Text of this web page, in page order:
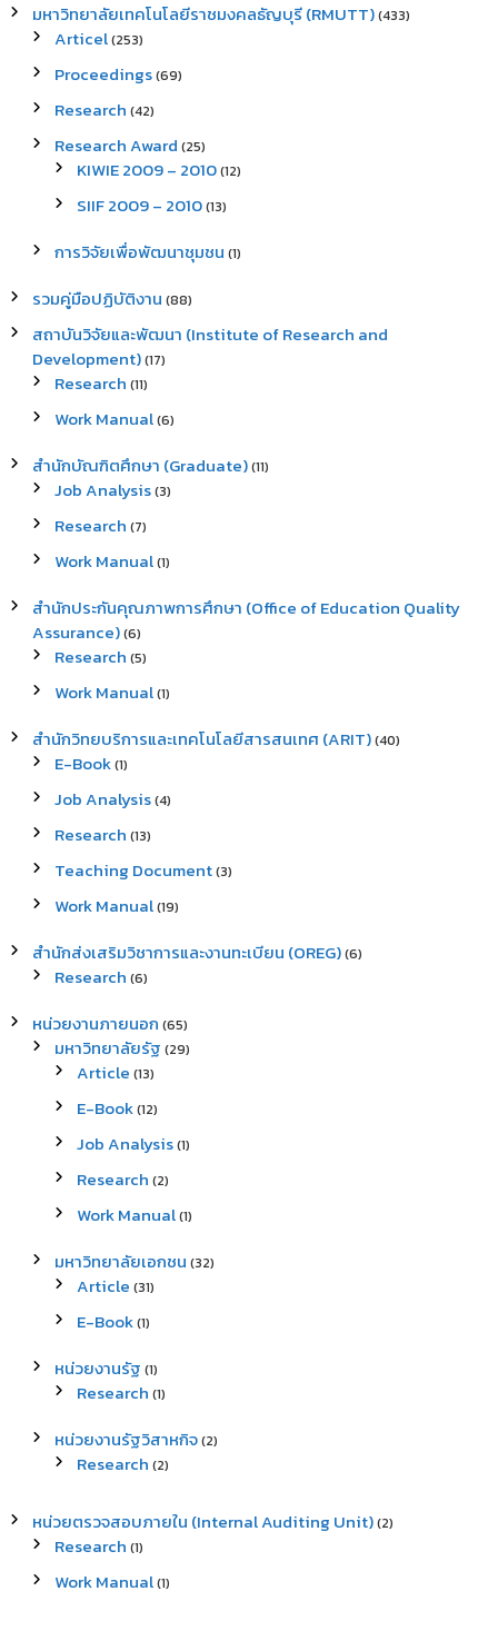
มหาวิทยาลัยเทคโนโลยีราชมงคลธัญบุรี (RMUTT)(433)
Articel(253)
Proceedings(69)
Research (42)
Research Award (25)
KIWIE 2009 – 2010(12)
SIIF 2009 – 2010(13)
การวิจัยเพื่อพัฒนาชุมชน (1)
รวมคู่มือปฏิบัติงาน (88)
สถาบันวิจัยและพัฒนา (Institute of Research and
Development)(17)
Research (11)
Work Manual(6)
สำนักบัณฑิตศึกษา (Graduate)(11)
Job Analysis(3)
Research (7)
Work Manual(1)
สำนักประกันคุณภาพการศึกษา (Office of Education Quality
Assurance)(6)
Research (5)
Work Manual(1)
สำนักวิทยบริการและเทคโนโลยีสารสนเทศ (ARIT)(40)
E-Book(1)
Job Analysis(4)
Research (13)
Teaching Document(3)
Work Manual(19)
สำนักส่งเสริมวิชาการและงานทะเบียน (OREG)(6)
Research (6)
หน่วยงานภายนอก (65)
มหาวิทยาลัยรัฐ (29)
Article (13)
E-Book(12)
Job Analysis(1)
Research (2)
Work Manual(1)
มหาวิทยาลัยเอกชน (32)
Article (31)
E-Book(1)
หน่วยงานรัฐ (1)
Research (1)
หน่วยงานรัฐวิสาหกิจ(2)
Research (2)
หน่วยตรวจสอบภายใน (Internal Auditing Unit)(2)
Research (1)
Work Manual(1)